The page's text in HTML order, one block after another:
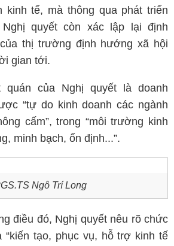
kinh tế, mà thông qua phát triển
quyết còn xác lập lại định
thị trường định hướng xã hội
gian tới.
của Nghị quyết là doanh
“tự do kinh doanh các ngành
cấm”, trong “môi trường kinh
minh bạch, ổn định...”.
Ngô Trí Long
điều đó, Nghị quyết nêu rõ chức
“kiến tạo, phục vụ, hỗ trợ kinh tế